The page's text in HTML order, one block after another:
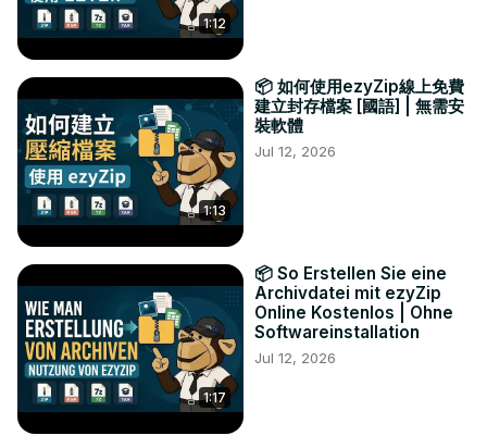
1:12
1:13
📦 如何使用ezyZip線上免費
建立封存檔案 [國語] | 無需安
裝軟體
Jul 12, 2026
1:17
📦 So Erstellen Sie eine
Archivdatei mit ezyZip
Online Kostenlos | Ohne
Softwareinstallation
Jul 12, 2026